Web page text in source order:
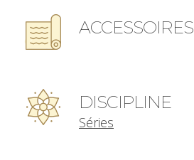
ACCESSOIRES
DISCIPLINE
Séries